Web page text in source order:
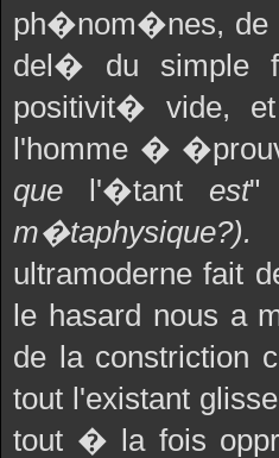
ph�nom�nes, de
del� du simple
positivit� vide,
l'homme �
que
l'�tant est"
ultramoderne fait
le hasard nous a
de la constriction
tout l'existant
tout � la fois